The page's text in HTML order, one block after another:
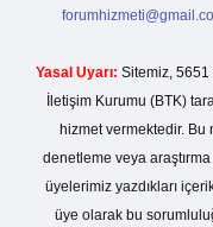
Yasal Uyarı: Sitemiz, 5651
İletişim Kurumu (BTK)
hizmet vermektedir.
denetleme veya
üyelerimiz yazdıkları
üye olarak bu